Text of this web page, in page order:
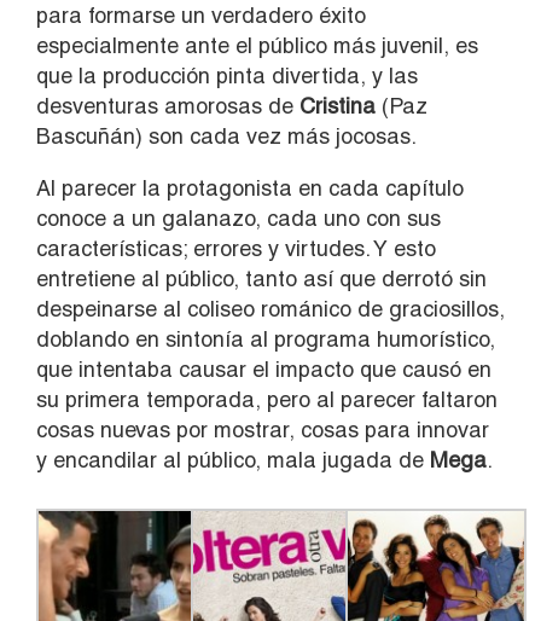
para formarse un verdadero éxito
especialmente ante el público más juvenil, es
que la producción pinta divertida, y las
desventuras amorosas de Cristina (Paz
Bascuñán) son cada vez más jocosas.
Al parecer la protagonista en cada capítulo
conoce a un galanazo, cada uno con sus
características; errores y virtudes. Y esto
entretiene al público, tanto así que derrotó sin
despeinarse al coliseo románico de graciosillos,
doblando en sintonía al programa humorístico,
que intentaba causar el impacto que causó en
su primera temporada, pero al parecer faltaron
cosas nuevas por mostrar, cosas para innovar
y encandilar al público, mala jugada de Mega.